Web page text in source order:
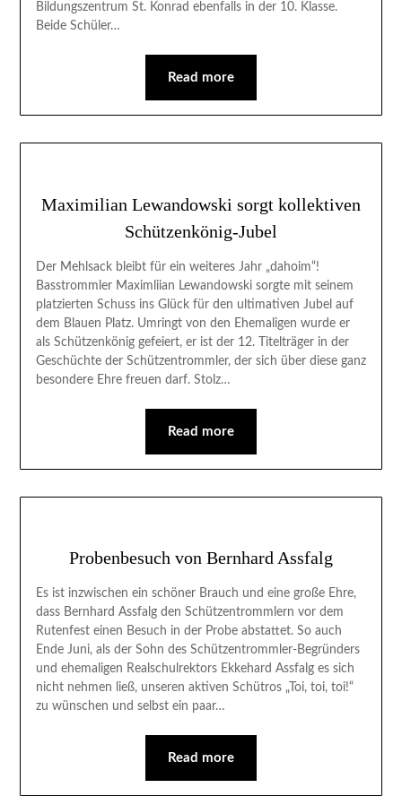
Bildungszentrum St. Konrad ebenfalls in der 10. Klasse.
Beide Schüler…
Read more
Maximilian Lewandowski sorgt kollektiven
Schützenkönig-Jubel
Der Mehlsack bleibt für ein weiteres Jahr „dahoim“!
Basstrommler Maximliian Lewandowski sorgte mit seinem
platzierten Schuss ins Glück für den ultimativen Jubel auf
dem Blauen Platz. Umringt von den Ehemaligen wurde er
als Schützenkönig gefeiert, er ist der 12. Titelträger in der
Geschüchte der Schützentrommler, der sich über diese ganz
besondere Ehre freuen darf. Stolz…
Read more
Probenbesuch von Bernhard Assfalg
Es ist inzwischen ein schöner Brauch und eine große Ehre,
dass Bernhard Assfalg den Schützentrommlern vor dem
Rutenfest einen Besuch in der Probe abstattet. So auch
Ende Juni, als der Sohn des Schützentrommler-Begründers
und ehemaligen Realschulrektors Ekkehard Assfalg es sich
nicht nehmen ließ, unseren aktiven Schütros „Toi, toi, toi!“
zu wünschen und selbst ein paar…
Read more